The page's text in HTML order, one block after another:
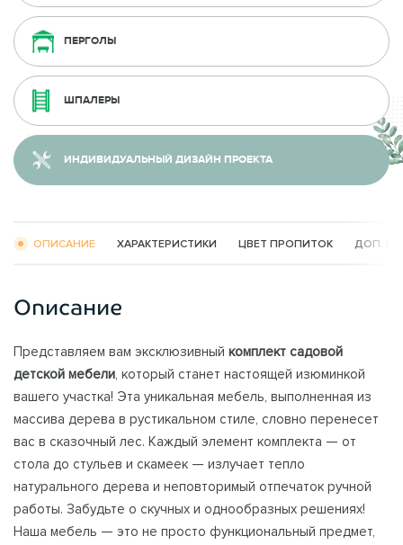
ПЕРГОЛЫ
ШПАЛЕРЫ
ИНДИВИДУАЛЬНЫЙ ДИЗАЙН ПРОЕКТА
ОПИСАНИЕ ХАРАКТЕРИСТИКИ ЦВЕТ ПРОПИТОК ДОП.
Описание
Представляем вам эксклюзивный комплект садовой
детской мебели , который станет настоящей изюминкой
вашего участка! Эта уникальная мебель, выполненная из
массива дерева в рустикальном стиле, словно перенесет
вас в сказочный лес. Каждый элемент комплекта — от
стола до стульев и скамеек — излучает тепло
натурального дерева и неповторимый отпечаток ручной
работы. Забудьте о скучных и однообразных решениях!
Наша мебель — это не просто функциональный предмет,